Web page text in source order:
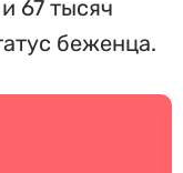
67 тысяч
беженца.